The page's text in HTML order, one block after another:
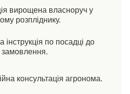
вирощена власноруч у
розпліднику.
інструкція по посадці до
замовлення.
консультація агронома.